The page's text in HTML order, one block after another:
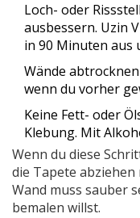
Loch- oder
ausbessern. Uzin
in 90 Minuten aus
Wände
wenn du vorher
Keine Fett- oder
Klebung. Mit
Wenn du diese
die Tapete abziehen
Wand muss sauber
bemalen willst.